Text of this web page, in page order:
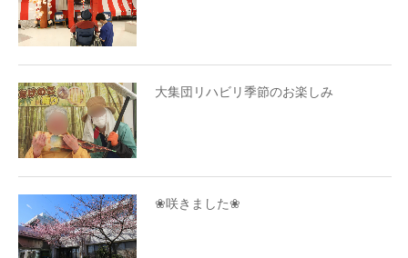
大集団リハビリ季節のお楽しみ
❀咲きました❀